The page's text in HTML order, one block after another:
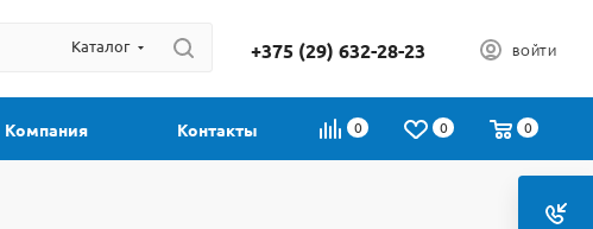
Каталог +375 (29) 632-28-23 ВОЙТИ
0 0 0
Компания Контакты